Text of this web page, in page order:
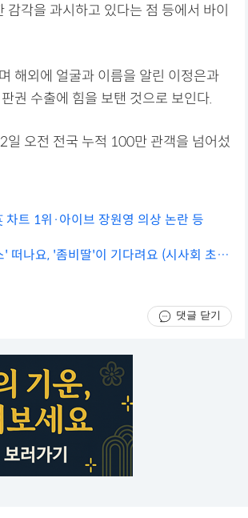
각을 과시하고 있다는 점 등에서 바이
해외에 얼굴과 이름을 알린 이정은과
권 수출에 힘을 보탠 것으로 보인다.
일 오전 전국 누적 100만 관객을 넘어섰
트 1위·아이브 장원영 의상 논란 등
떠나요, '좀비딸'이 기다려요 (시사회 초대
댓글 닫기